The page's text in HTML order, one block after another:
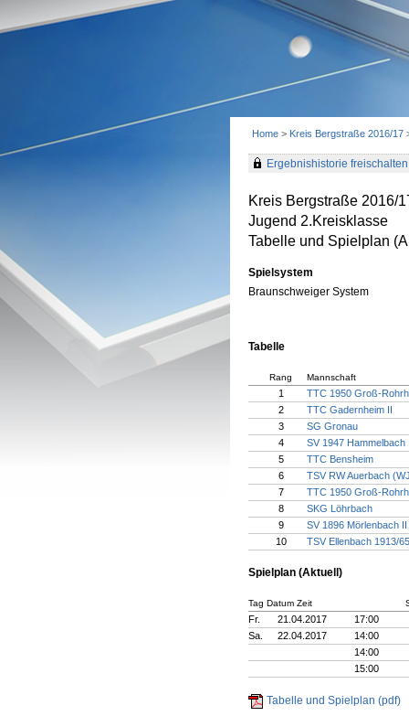
Home > Kreis Bergstraße 2016/17
Ergebnishistorie freischalten
Kreis Bergstraße 2016/
Jugend 2.Kreisklasse
Tabelle und Spielplan
Spielsystem
Braunschweiger System
Tabelle
Rang Mannschaft
1
TTC 1950 Groß-
2
TTC Gadernheim II
3
SG Gronau
4
SV 1947 Hammelbach
5
TTC Bensheim
6
TSV RW Auerbach
7
TTC 1950 Groß-
8
SKG Löhrbach
9
SV 1896 Mörlenbach II
10
TSV Ellenbach 1913/65
Spielplan (Aktuell)
Tag Datum Zeit
Fr. 21.04.2017
17:00
Sa.
22.04.2017
14:00
14:00
15:00
Tabelle und Spielplan (pdf)